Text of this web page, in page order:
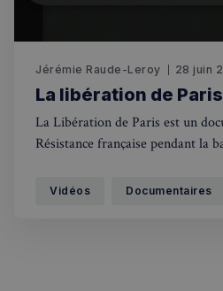
Jérémie Raude-Leroy 28 juin
La libération de
La Libération de Paris est un
Résistance française pendant la
Vidéos Documentaires